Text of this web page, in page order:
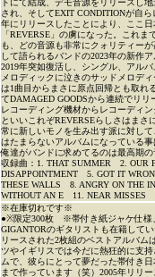
トにて結成、デモ音源をリリースし
され、そしてEXIT CONDITIONが自
年にリリースしたことにより、ここ
「REVERSE」の虜になった。これ
も、どの音源も非常にクォリティー
して語られるバンドの2023年の新作ア
2019年突如復活し、シングル、アル
メロディックに泣きのサッドメロデ
は1曲目からまさに原点回帰とも取れ
てDAMAGED GOODSから連続でリ
レコーディング機材からレコーディ
といいこれぞREVERSEらしさはまさ
常に新しいモノを生み出す派に対し
はたまらないアルバムになっている
俺達がバンドに求めてるのは最高期
収録曲：1. THAT SUMMER 2. OUR
DISAPPOINTMENT 5. GOT IT
THESE WALLS 8. ANGRY ON THE
WITHOUT AN E 11. NEAR MISSES
※在庫切れです※
●※限定300枚 ※帯付き紙ジャケ仕様
GIGANTORのギタリストも在籍して
リースされた2枚組のベストアルバム
ツやイギリスでは今だに熱狂的に支
ムで、彼らにとって夢だった帯付き
まで作っています（笑）2005年リリ